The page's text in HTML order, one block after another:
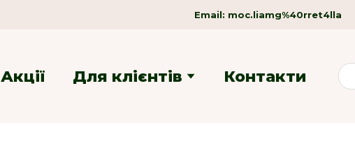
Email: moc.liamg%40rret4lla
Акції Для клієнтів Контакти